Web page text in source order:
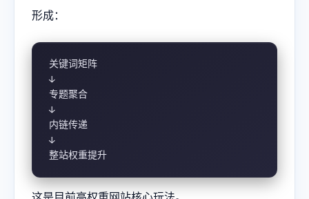
形成：
关键词矩阵
↓
专题聚合
↓
内链传递
↓
整站权重提升